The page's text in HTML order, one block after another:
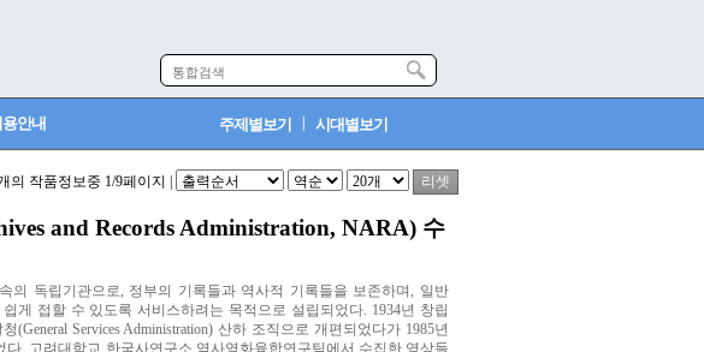
용안내 주제별보기 시대별보기
의 작품정보중 1/9페이지 |
and Records Administration, NARA) 수
의 독립기관으로, 정부의 기록들과 역사적 기록들을 보존하며, 일반
게 접할 수 있도록 서비스하려는 목적으로 설립되었다. 1934년 창립
(General Services Administration) 산하 조직으로 개편되었다가 1985년
다. 고려대학교 한국사연구소 역사영화융합연구팀에서 수집한 영상들